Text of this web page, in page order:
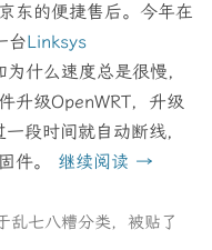
东的便捷售后。今年在
台Linksys
什么速度总是很慢，
升级OpenWRT，升级
段时间就自动断线，
件。 继续阅读 →
乱七八糟分类，被贴了